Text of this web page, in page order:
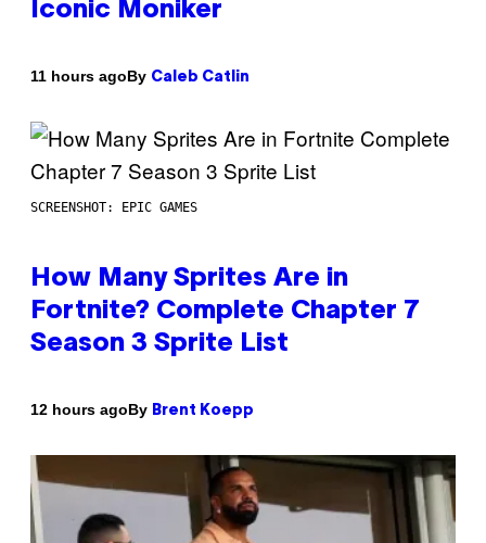
Iconic Moniker
11 hours agoBy Caleb Catlin
SCREENSHOT: EPIC GAMES
How Many Sprites Are in
Fortnite? Complete Chapter 7
Season 3 Sprite List
12 hours agoBy Brent Koepp